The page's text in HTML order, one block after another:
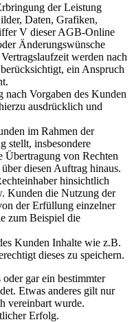
der Leistung
Daten, Grafiken,
V dieser AGB-Online
Änderungswünsche
werden nach
ein Anspruch
Vorgaben des Kunden
ausdrücklich und
im Rahmen der
stellt, insbesondere
von Rechten
diesen Auftrag hinaus.
hinsichtlich
Kunden die Nutzung der
der Erfüllung einzelner
zum Beispiel die
Kunden Inhalte wie z.B.
dieses zu speichern.
gar ein bestimmter
Etwas anderes gilt nur
vereinbart wurde.
Erfolg.